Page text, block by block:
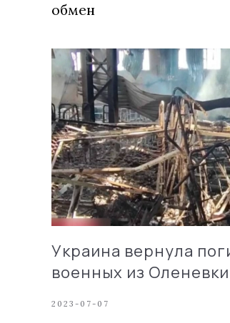
обмен
Украина вернула
военных из Оленевки
2023-07-07